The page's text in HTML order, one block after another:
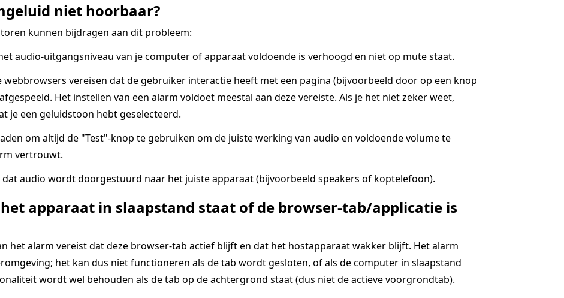
niet hoorbaar?
kunnen bijdragen aan dit probleem:
audio-uitgangsniveau van je computer of apparaat voldoende is verhoogd en niet op mute staat.
webbrowsers vereisen dat de gebruiker interactie heeft met een pagina (bijvoorbeeld door op een knop
Het instellen van een alarm voldoet meestal aan deze vereiste. Als je het niet zeker weet,
je een geluidstoon hebt geselecteerd.
om altijd de "Test"-knop te gebruiken om de juiste werking van audio en voldoende volume te
vertrouwt.
dat audio wordt doorgestuurd naar het juiste apparaat (bijvoorbeeld speakers of koptelefoon).
apparaat in slaapstand staat of de browser-tab/applicatie is
het alarm vereist dat deze browser-tab actief blijft en dat het hostapparaat wakker blijft. Het alarm
het kan dus niet functioneren als de tab wordt gesloten, of als de computer in slaapstand
wordt wel behouden als de tab op de achtergrond staat (dus niet de actieve voorgrondtab).